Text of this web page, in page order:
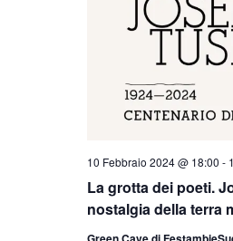
La grotta dei poeti.
nostalgia della terra
10 Febbraio 2024 @ 18:00 -